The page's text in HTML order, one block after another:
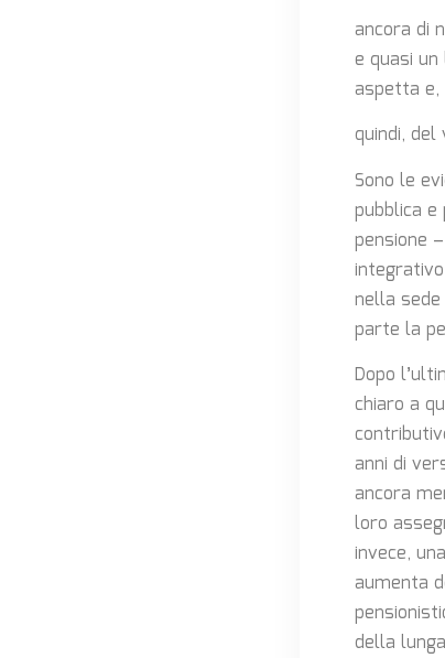
ancora di
e quasi
aspetta e,
quindi,
Sono le
pubblica
pensione
nella
parte la
Dopo
chiaro a
anni di
ancora
loro
invece,
aumenta
della